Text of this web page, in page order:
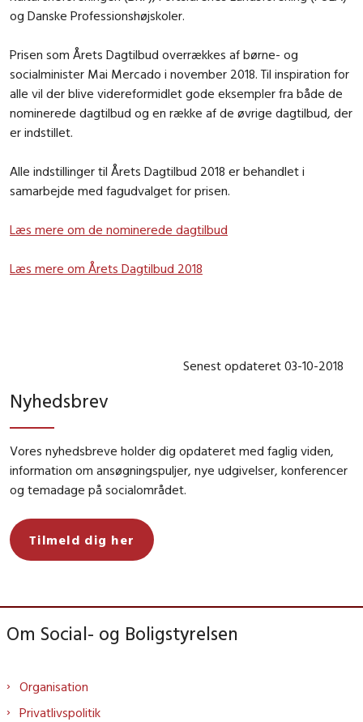
og Danske Professionshøjskoler.
Prisen som Årets Dagtilbud overrækkes af børne- og
socialminister Mai Mercado i november 2018. Til inspiration for
alle vil der blive videreformidlet gode eksempler fra både de
nominerede dagtilbud og en række af de øvrige dagtilbud, der
er indstillet.
Alle indstillinger til Årets Dagtilbud 2018 er behandlet i
samarbejde med fagudvalget for prisen.
Læs mere om de nominerede dagtilbud
Læs mere om Årets Dagtilbud 2018
Senest opdateret 03-10-2018
Nyhedsbrev
Vores nyhedsbreve holder dig opdateret med faglig viden,
information om ansøgningspuljer, nye udgivelser, konferencer
og temadage på socialområdet.
Tilmeld dig her
Om Social- og Boligstyrelsen
Organisation
Privatlivspolitik